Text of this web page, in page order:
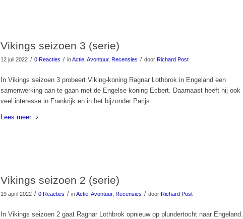
Vikings seizoen 3 (serie)
12 juli 2022 / 0 Reacties / inActie Avontuur, Recensies / door Richard Post
In Vikings seizoen 3 probeert Viking-koning Ragnar Lothbrok in Engeland een
samenwerking aan te gaan met de Engelse koning Ecbert. Daarnaast heeft hij ook
veel interesse in Frankrijk en in het bijzonder Parijs.
Lees meer
Vikings seizoen 2 (serie)
19 april 2022 / 0 Reacties / inActie Avontuur, Recensies / door Richard Post
In Vikings seizoen 2 gaat Ragnar Lothbrok opnieuw op plundertocht naar Engeland.